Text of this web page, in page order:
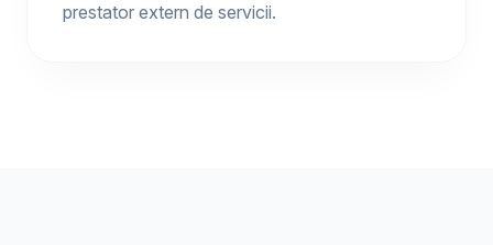
prestator extern de servicii.